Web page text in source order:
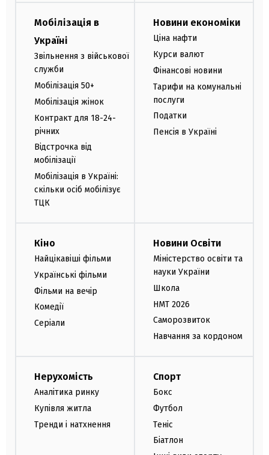
Мобілізація в
Україні
Звільнення з військової
служби
Мобілізація 50+
Мобілізація жінок
Контракт для 18-24-
річних
Відстрочка від
мобілізації
Мобілізація в Україні:
скільки осіб мобілізує
ТЦК
Новини економіки
Ціна нафти
Курси валют
Фінансові новини
Тарифи на комунальні
послуги
Податки
Пенсія в Україні
Кіно
Найцікавіші фільми
Українські фільми
Фільми на вечір
Комедії
Серіали
Новини Освіти
Міністерство освіти та
науки України
Школа
НМТ 2026
Саморозвиток
Навчання за кордоном
Нерухомість
Аналітика ринку
Купівля житла
Тренди і натхнення
Спорт
Бокс
Футбол
Теніс
Біатлон